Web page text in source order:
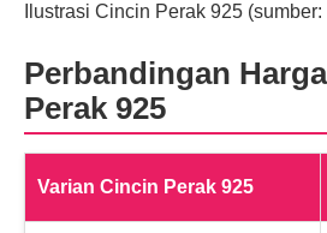
Ilustrasi Cincin Perak 925
Perbandingan
Perak 925
Varian Cincin Perak 925